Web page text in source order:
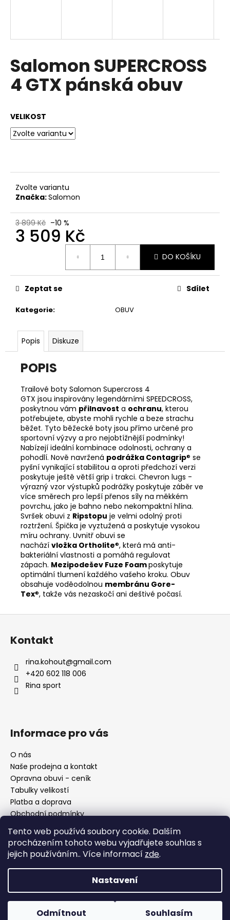
Tento web používá soubory cookie. Dalším
procházením tohoto webu vyjadřujete souhlas s
jejich používáním.. Více informací zde.
Nastavení
Odmítnout Souhlasím
Salomon SUPERCROSS
4 GTX pánská obuv
VELIKOST
Zvolte variantu
Značka:Salomon
3 899 Kč –10 %
3 509 Kč
DO KOŠÍKU
Kategorie: OBUV
Zeptat se Sdílet
Popis Diskuze
POPIS
Trailové boty Salomon Supercross 4
GTX jsou inspirovány legendárními SPEEDCROSS,
poskytnou vám přilnavost a ochranu, kterou
potřebujete, abyste mohli rychle a beze strachu
běžet. Tyto běžecké boty jsou přímo určené pro
sportovní výzvy a pro nejobtížnější podmínky!
Nabízejí ideální kombinace odolnosti, ochrany a
pohodlí. Nově navržená podrážka Contagrip® se
pyšní vynikající stabilitou a oproti předchozí verzi
poskytuje ještě větší grip i trakci. Chevron lugs -
výrazný vzor výstupků podrážky poskytuje záběr ve
více směrech pro lepší přenos síly na měkkém
povrchu, jako je bahno nebo nekompaktní hlína.
Svršek obuvi z Ripstopu je velmi odolný proti
roztržení. Špička je vyztužená a poskytuje vysokou
míru ochrany. Uvnitř obuvi se
nachází vložka Ortholite®, která má anti-
bakteriální vlastnosti a pomáhá regulovat
zápach. Mezipodešev Fuze Foamposkytuje
optimální tlumení každého vašeho kroku. Obuv
obsahuje voděodolnou membránu Gore-
Tex®, takže vás nezaskočí ani deštivé počasí.
í
?
o
p
o
r
u
u
m
e
TANK
DÁMSKÉ
TÍLKO
699
Kč
Původně:
949
Kontakt
rina.kohout@gmail.com
+420 602 118 006
Rina sport
Informace pro vás
O nás
Naše prodejna a kontakt
Opravna obuvi - ceník
Tabulky velikostí
Platba a doprava
Obchodní podmínky
Ochrana osobních údajů
Reklamační řád
Moje objednávka
Facebook